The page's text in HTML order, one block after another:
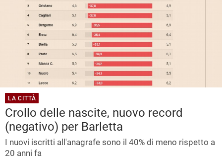
LA CITTÀ
Crollo delle nascite, nuovo record
(negativo) per Barletta
I nuovi iscritti all'anagrafe sono il 40% di meno rispetto a
20 anni fa